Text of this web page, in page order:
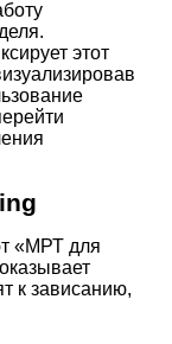
этот
«МРТ для
к зависанию,